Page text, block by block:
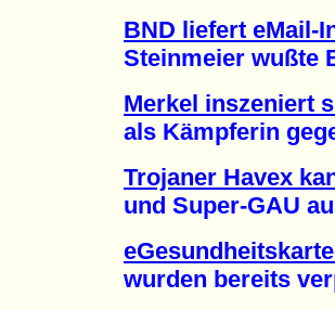
BND liefert eMail-
Steinmeier wußte
Merkel inszeniert
als Kämpferin
Trojaner Havex
und Super-GAU
wurden bereits